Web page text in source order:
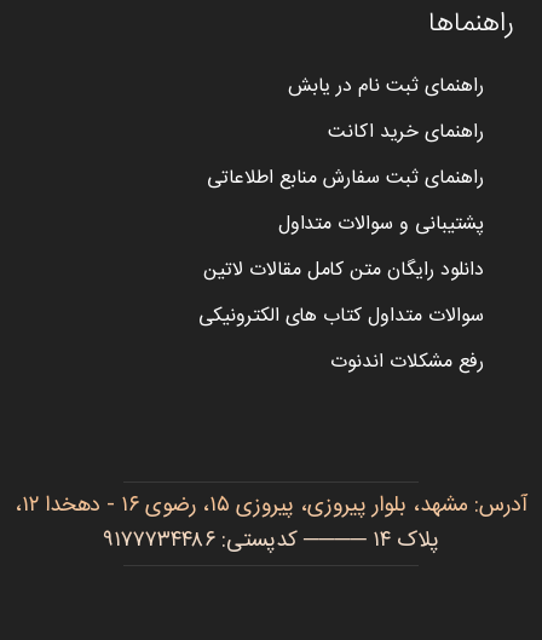
راهنماها
راهنمای ثبت نام در یابش
راهنمای خرید اکانت
راهنمای ثبت سفارش منابع اطلاعاتی
پشتیبانی و سوالات متداول
دانلود رایگان متن کامل مقالات لاتین
سوالات متداول کتاب های الکترونیکی
رفع مشکلات اندنوت
آدرس: مشهد، بلوار پیروزی، پیروزی ۱۵، رضوی ۱۶ - دهخدا ۱۲،
پلاک ۱۴ ──── کدپستی: ۹۱۷۷۷۳۴۴۸۶